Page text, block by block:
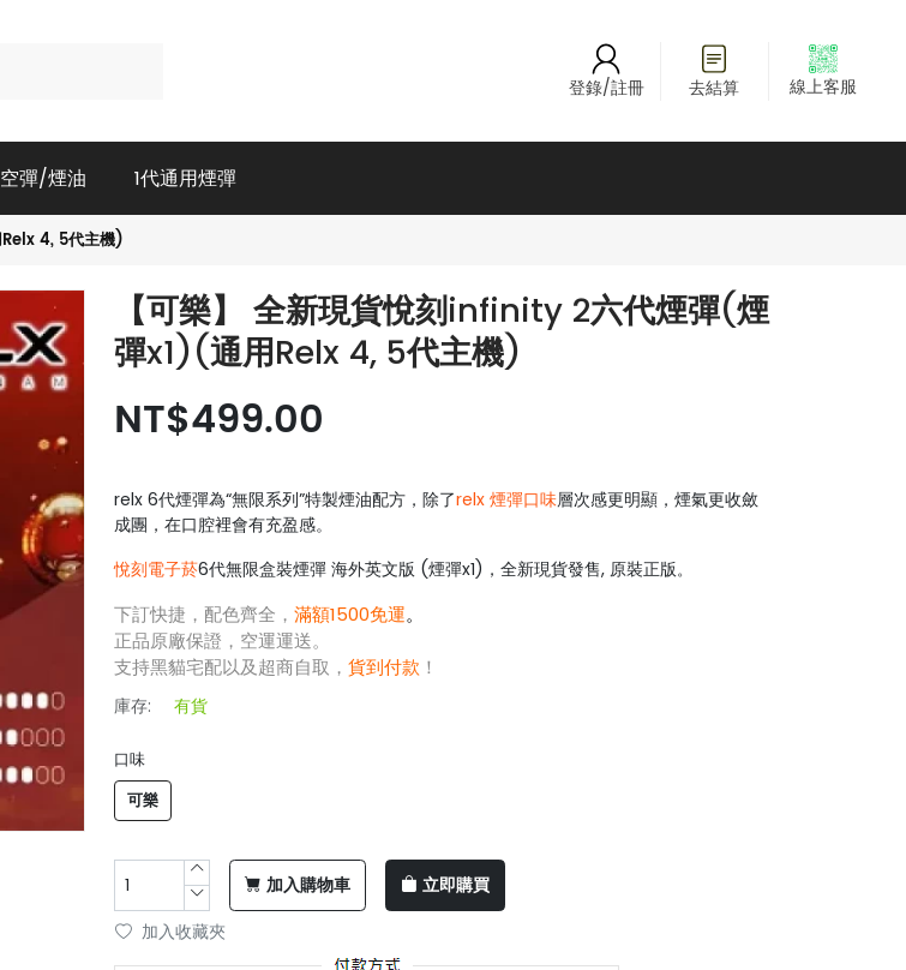
登錄/註冊 去結算 線上客服
空彈/煙油 1代通用煙彈
4, 5代主機)
【可樂】 全新現貨悅刻infinity 2六代煙彈(煙
彈x1)(通用Relx 4, 5代主機)
NT$499.00
relx 6代煙彈為“無限系列”特製煙油配方，除了relx 煙彈口味層次感更明顯，煙氣更收斂
成團，在口腔裡會有充盈感。
悅刻電子菸6代無限盒裝煙彈 海外英文版 (煙彈x1)，全新現貨發售, 原裝正版。
下訂快捷，配色齊全， 滿額1500免運。
正品原廠保證，空運運送。
支持黑貓宅配以及超商自取， 貨到付款 ！
庫存: 有貨
口味
可樂
加入購物車 立即購買
加入收藏夾